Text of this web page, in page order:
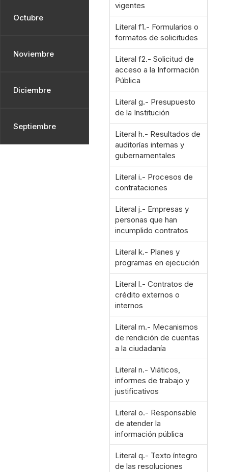
Octubre
Noviembre
Diciembre
Septiembre
vigentes
Literal f1.- Formularios o
formatos de solicitudes
Literal f2.- Solicitud de
acceso a la Información
Pública
Literal g.- Presupuesto
de la Institución
Literal h.- Resultados de
auditorías internas y
gubernamentales
Literal i.- Procesos de
contrataciones
Literal j.- Empresas y
personas que han
incumplido contratos
Literal k.- Planes y
programas en ejecución
Literal l.- Contratos de
crédito externos o
internos
Literal m.- Mecanismos
de rendición de cuentas
a la ciudadanía
Literal n.- Viáticos,
informes de trabajo y
justificativos
Literal o.- Responsable
de atender la
información pública
Literal q.- Texto íntegro
de las resoluciones